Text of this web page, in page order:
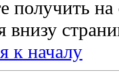
получить на
внизу
к началу